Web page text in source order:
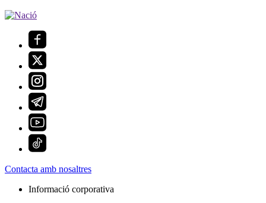
Contacta amb nosaltres
Informació corporativa